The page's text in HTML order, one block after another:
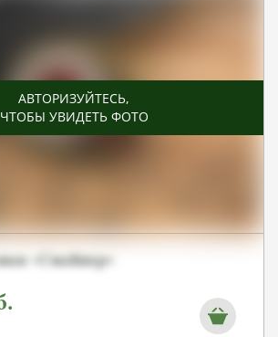
АВТОРИЗУЙТЕСЬ,
ЧТОБЫ УВИДЕТЬ ФОТО
«Снайпер»